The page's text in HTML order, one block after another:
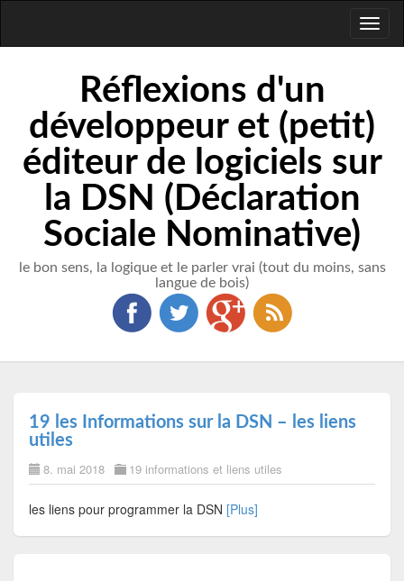
Réflexions d'un
développeur et (petit)
éditeur de logiciels sur
la DSN (Déclaration
Sociale Nominative)
le bon sens, la logique et le parler vrai (tout du moins, sans
langue de bois)
19 les Informations sur la DSN – les liens
utiles
8. mai 2018 19 informations et liens utiles
les liens pour programmer la DSN [Plus]